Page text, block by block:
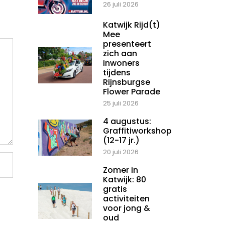
26 juli 2026
Katwijk Rijd(t)
Mee
presenteert
zich aan
inwoners
tijdens
Rijnsburgse
Flower Parade
25 juli 2026
4 augustus:
Graffitiworkshop
(12-17 jr.)
20 juli 2026
Zomer in
Katwijk: 80
gratis
activiteiten
voor jong &
oud